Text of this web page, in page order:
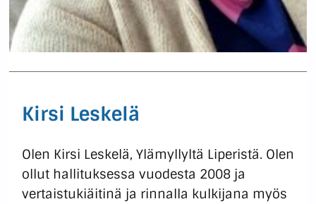
Kirsi Leskelä
Olen Kirsi Leskelä, Ylämyllyltä Liperistä. Olen
ollut hallituksessa vuodesta 2008 ja
vertaistukiäitinä ja rinnalla kulkijana myös